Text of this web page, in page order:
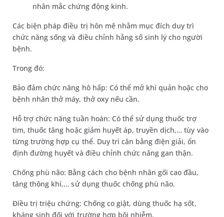
nhân mắc chứng động kinh.
Các biện pháp điều trị hôn mê nhằm mục đích duy trì
chức năng sống và điều chỉnh hằng số sinh lý cho người
bệnh.
Trong đó:
Bảo đảm chức năng hô hấp: Có thể mở khí quản hoặc cho
bệnh nhân thở máy, thở oxy nếu cần.
Hỗ trợ chức năng tuần hoàn: Có thể sử dụng thuốc trợ
tim, thuốc tăng hoặc giảm huyết áp, truyền dịch,… tùy vào
từng trường hợp cụ thể. Duy trì cân bằng điện giải, ổn
định đường huyết và điều chỉnh chức năng gan thận.
Chống phù não: Bằng cách cho bệnh nhân gối cao đầu,
tăng thông khí,… sử dụng thuốc chống phù não.
Điều trị triệu chứng: Chống co giật, dùng thuốc hạ sốt,
kháng sinh đối với trường hợp bội nhiễm.